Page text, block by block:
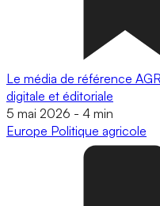
Le média de référence
digitale et éditoriale
5 mai 2026 - 4 min
Europe Politique agricole